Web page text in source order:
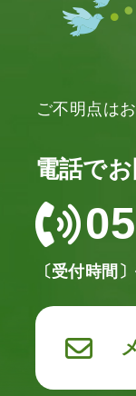
ご不明点は
電話で
〔受付時間